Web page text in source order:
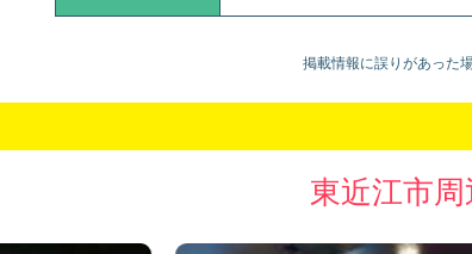
掲載情報に誤りがあった
東近江市